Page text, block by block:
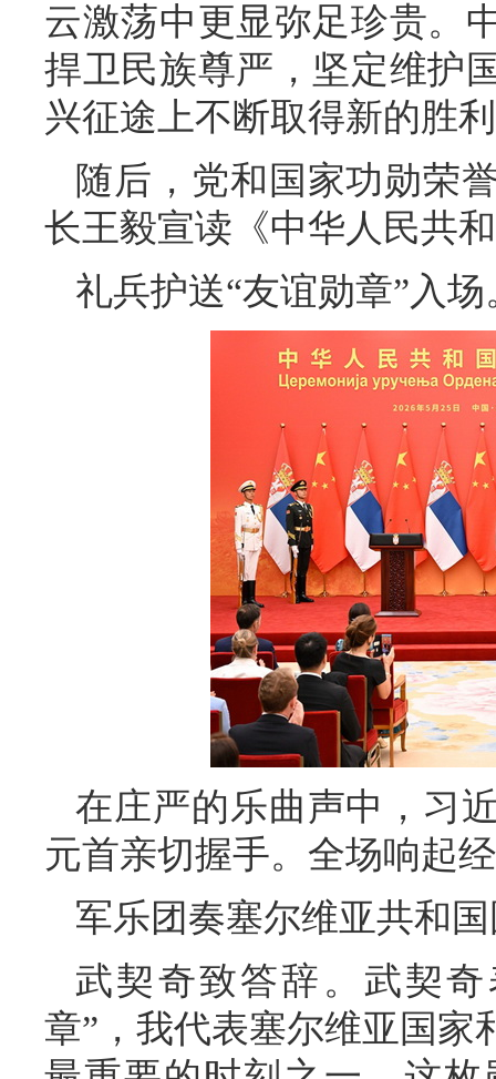
云激荡中更显弥足珍贵。
捍卫民族尊严，坚定维护
兴征途上不断取得新的胜
随后，党和国家功勋荣
长王毅宣读《中华人民共
礼兵护送“友谊勋章”入场
在庄严的乐曲声中，习
元首亲切握手。全场响起
军乐团奏塞尔维亚共和
武契奇致答辞。武契
章”，我代表塞尔维亚国家